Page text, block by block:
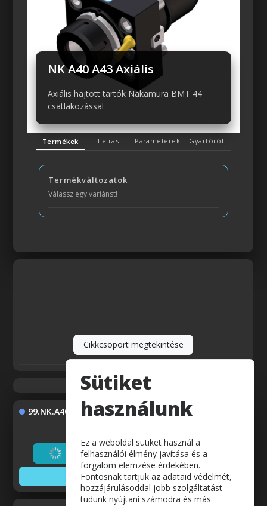
Előző
NK A40 A43 Axiális
Axiális hajtott tartók Nakamura BMT 44
csatlakozással
Termékek Leírás Paraméterek Gyártóról
Termékváltozatok
Válassz egy variánst!
Cikkcsoport megtekintése
99.NK.A40
Betöltés...
Adatok megjelenítése
Sütiket
használunk
Ez a weboldal sütiket használ a
felhasználói élmény javítása és a
forgalom elemzése érdekében.
Fontosnak tartjuk az adataid védelmét,
hozzájárulásoddal jobb szolgáltatást
tudunk nyújtani számodra és más